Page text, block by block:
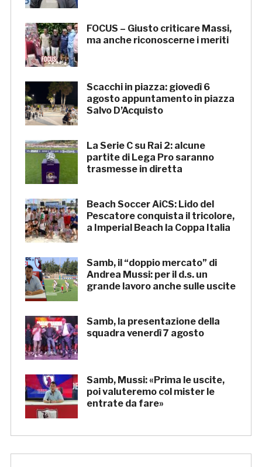
FOCUS – Giusto criticare Massi,
ma anche riconoscerne i meriti
Scacchi in piazza: giovedì 6
agosto appuntamento in piazza
Salvo D’Acquisto
La Serie C su Rai 2: alcune
partite di Lega Pro saranno
trasmesse in diretta
Beach Soccer AiCS: Lido del
Pescatore conquista il tricolore,
a Imperial Beach la Coppa Italia
Samb, il “doppio mercato” di
Andrea Mussi: per il d.s. un
grande lavoro anche sulle uscite
Samb, la presentazione della
squadra venerdì 7 agosto
Samb, Mussi: «Prima le uscite,
poi valuteremo col mister le
entrate da fare»